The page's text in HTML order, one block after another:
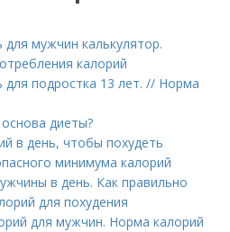
мужчин калькулятор.
калорий
для подростка 13 лет. // Норма
диеты?
в день, чтобы похудеть
минимума калорий
в день. Как правильно
для похудения
для мужчин. Норма калорий